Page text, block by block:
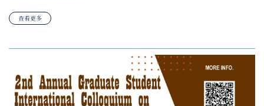
查看更多